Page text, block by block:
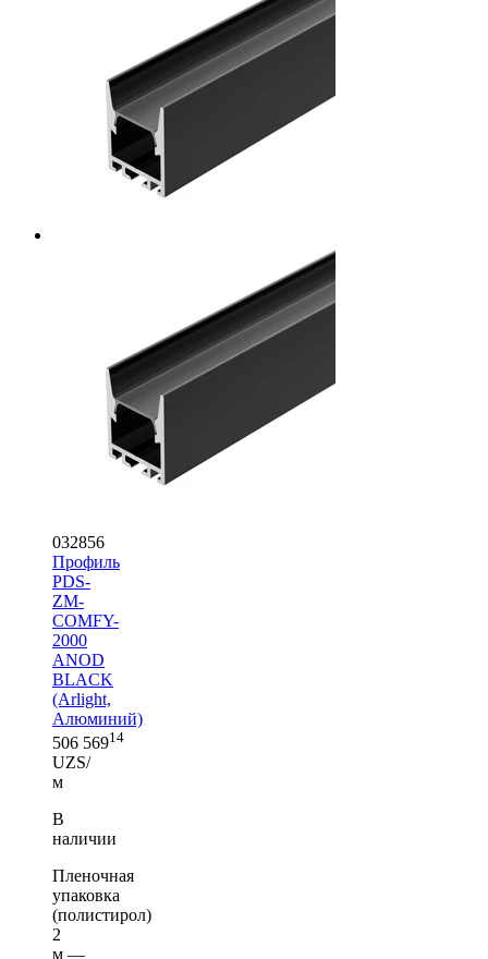
032856
Профиль
PDS-
ZM-
COMFY-
2000
ANOD
BLACK
(Arlight,
Алюминий)
506 56914
UZS/
м
В
наличии
Пленочная
упаковка
(полистирол)
2
м —